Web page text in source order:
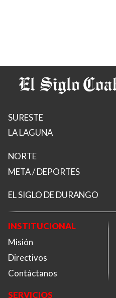
SURESTE
LA LAGUNA
NORTE
META / DEPORTES
EL SIGLO DE DURANGO
INSTITUCIONAL
Misión
Directivos
Contáctanos
SERVICIOS